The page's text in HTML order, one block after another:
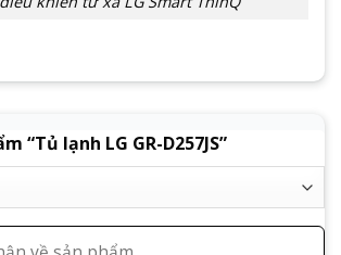
“Tủ lạnh LG GR-D257JS”